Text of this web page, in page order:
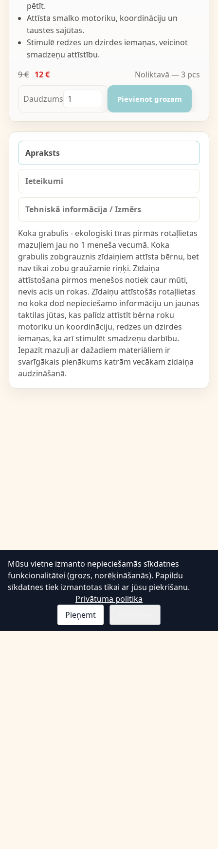
pētīt.
Attīsta smalko motoriku, koordināciju un
taustes sajūtas.
Stimulē redzes un dzirdes iemaņas, veicinot
smadzeņu attīstību.
9 € 12 € Noliktavā — 3 pcs
Daudzums Pievienot grozam
Apraksts
Ieteikumi
Tehniskā informācija / Izmērs
Koka grabulis - ekologiski tīras pirmās rotaļlietas
mazuļiem jau no 1 meneša vecumā. Koka
grabulis zobgrauznis zīdaiņiem attīsta bērnu, bet
nav tikai zobu graužamie riņķi. Zīdaiņa
attīstošana pirmos menešos notiek caur mūti,
nevis acis un rokas. Zīdaiņu attīstošās rotaļlietas
no koka dod nepieciešamo informāciju un jaunas
taktilas jūtas, kas palīdz attīstīt bērna roku
motoriku un koordināciju, redzes un dzirdes
iemaņas, ka arī stimulēt smadzeņu darbību.
Iepazīt mazuļi ar dažadiem materiāliem ir
svarīgākais pienākums katrām vecākam zidaiņa
audzināšanā.
Mūsu vietne izmanto nepieciešamās sīkdatnes
funkcionalitātei (grozs, norēķināšanās). Papildu
sīkdatnes tiek izmantotas tikai ar jūsu piekrišanu.
Privātuma politika
Pieņemt